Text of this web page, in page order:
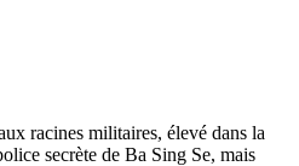
racines militaires, élevé dans la
secrète de Ba Sing Se, mais